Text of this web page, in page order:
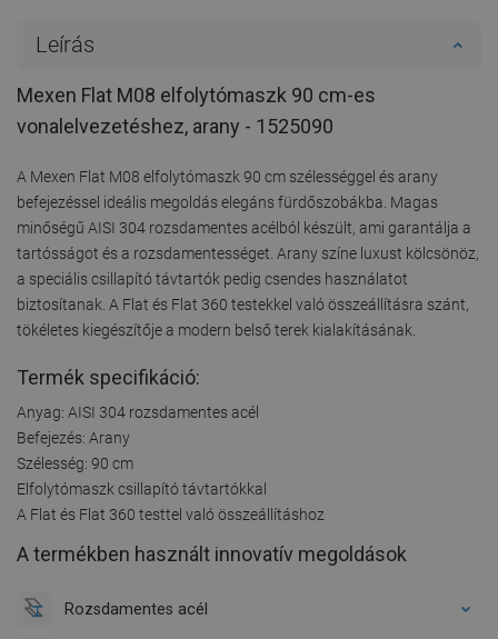
Leírás
Mexen Flat M08 elfolytómaszk 90 cm-es
vonalelvezetéshez, arany - 1525090
A Mexen Flat M08 elfolytómaszk 90 cm szélességgel és arany
befejezéssel ideális megoldás elegáns fürdőszobákba. Magas
minőségű AISI 304 rozsdamentes acélból készült, ami garantálja a
tartósságot és a rozsdamentességet. Arany színe luxust kölcsönöz,
a speciális csillapító távtartók pedig csendes használatot
biztosítanak. A Flat és Flat 360 testekkel való összeállításra szánt,
tökéletes kiegészítője a modern belső terek kialakításának.
Termék specifikáció:
Anyag: AISI 304 rozsdamentes acél
Befejezés: Arany
Szélesség: 90 cm
Elfolytómaszk csillapító távtartókkal
A Flat és Flat 360 testtel való összeállításhoz
A termékben használt innovatív megoldások
Rozsdamentes acél